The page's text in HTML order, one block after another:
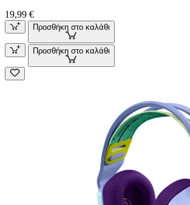
19,99 €
Προσθήκη στο καλάθι
Προσθήκη στο καλάθι